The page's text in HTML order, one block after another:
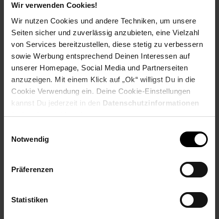
Wir verwenden Cookies!
Wir nutzen Cookies und andere Techniken, um unsere
Seiten sicher und zuverlässig anzubieten, eine Vielzahl
von Services bereitzustellen, diese stetig zu verbessern
sowie Werbung entsprechend Deinen Interessen auf
unserer Homepage, Social Media und Partnerseiten
anzuzeigen. Mit einem Klick auf „Ok“ willigst Du in die
Cookie Verwendung ein. Deine Cookie-Einstellungen
kannst Du jederzeit in den Datenschutzinformationen
ändern bzw. widerrufen.
Notwendig
Präferenzen
Statistiken
Bewerben per Formular
Folge uns auf Social Media!
Hinweis: Aus Gründen der leichteren Lesbarkeit verwenden